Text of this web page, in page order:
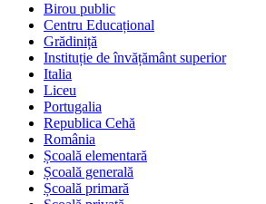
Birou public
Centru Educațional
Grădiniță
Instituție de învățământ superior
Italia
Liceu
Portugalia
Republica Cehă
România
Școală elementară
Școală generală
Școală primară